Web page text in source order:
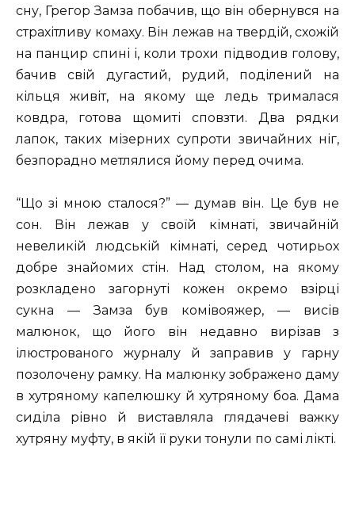
сну, Грегор Замза побачив, що він обернувся на
страхітливу комаху. Він лежав на твердій, схожій
на панцир спині і, коли трохи підводив голову,
бачив свій дугастий, рудий, поділений на
кільця живіт, на якому ще ледь трималася
ковдра, готова щомиті сповзти. Два рядки
лапок, таких мізерних супроти звичайних ніг,
безпорадно метлялися йому перед очима.
“Що зі мною сталося?” — думав він. Це був не
сон. Він лежав у своїй кімнаті, звичайній
невеликій людській кімнаті, серед чотирьох
добре знайомих стін. Над столом, на якому
розкладено загорнуті кожен окремо взірці
сукна — Замза був комівояжер, — висів
малюнок, що його він недавно вирізав з
ілюстрованого журналу й заправив у гарну
позолочену рамку. На малюнку зображено даму
в хутряному капелюшку й хутряному боа. Дама
сиділа рівно й виставляла глядачеві важку
хутряну муфту, в якій її руки тонули по самі лікті.